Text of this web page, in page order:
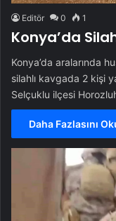
Editör 0 1
Konya’da
Konya’da aralarında
silahlı kavgada 2 kişi
Selçuklu ilçesi
Daha Fazlasını